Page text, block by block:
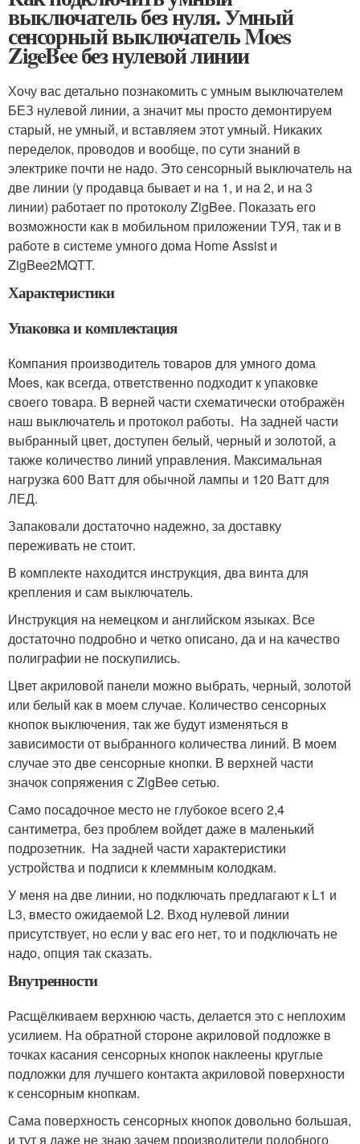
выключатель без нуля. Умный
сенсорный выключатель Moes
ZigeBee без нулевой линии
Хочу вас детально познакомить с умным выключателем
БЕЗ нулевой линии, а значит мы просто демонтируем
старый, не умный, и вставляем этот умный. Никаких
переделок, проводов и вообще, по сути знаний в
электрике почти не надо. Это сенсорный выключатель на
две линии (у продавца бывает и на 1, и на 2, и на 3
линии) работает по протоколу ZigBee. Показать его
возможности как в мобильном приложении ТУЯ, так и в
работе в системе умного дома Home Assist и
ZigBee2MQTT.
Характеристики
Упаковка и комплектация
Компания производитель товаров для умного дома
Moes, как всегда, ответственно подходит к упаковке
своего товара. В верней части схематически отображён
наш выключатель и протокол работы. На задней части
выбранный цвет, доступен белый, черный и золотой, а
также количество линий управления. Максимальная
нагрузка 600 Ватт для обычной лампы и 120 Ватт для
ЛЕД.
Запаковали достаточно надежно, за доставку
переживать не стоит.
В комплекте находится инструкция, два винта для
крепления и сам выключатель.
Инструкция на немецком и английском языках. Все
достаточно подробно и четко описано, да и на качество
полиграфии не поскупились.
Цвет акриловой панели можно выбрать, черный, золотой
или белый как в моем случае. Количество сенсорных
кнопок выключения, так же будут изменяться в
зависимости от выбранного количества линий. В моем
случае это две сенсорные кнопки. В верхней части
значок сопряжения с ZigBee сетью.
Само посадочное место не глубокое всего 2,4
сантиметра, без проблем войдет даже в маленький
подрозетник. На задней части характеристики
устройства и подписи к клеммным колодкам.
У меня на две линии, но подключать предлагают к L1 и
L3, вместо ожидаемой L2. Вход нулевой линии
присутствует, но если у вас его нет, то и подключать не
надо, опция так сказать.
Внутренности
Расщёлкиваем верхнюю часть, делается это с неплохим
усилием. На обратной стороне акриловой подложке в
точках касания сенсорных кнопок наклеены круглые
подложки для лучшего контакта акриловой поверхности
к сенсорным кнопкам.
Сама поверхность сенсорных кнопок довольно большая,
и тут я даже не знаю зачем производители подобного